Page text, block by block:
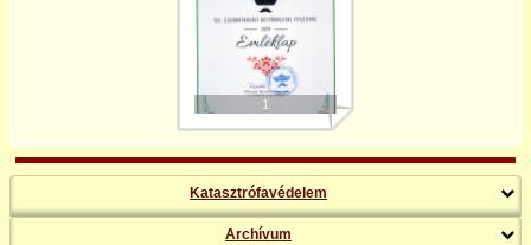
1
Katasztrófavédelem
Archívum